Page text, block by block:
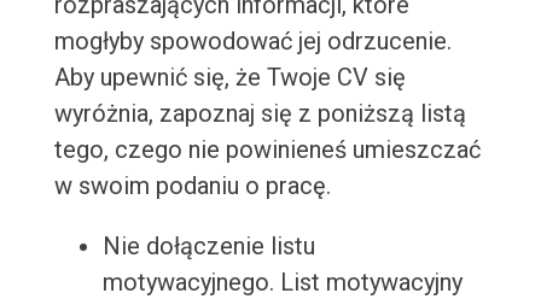
mogłyby spowodować jej odrzucenie.
Aby upewnić się, że Twoje CV się
wyróżnia, zapoznaj się z poniższą listą
tego, czego nie powinieneś umieszczać
w swoim podaniu o pracę.
Nie dołączenie listu
motywacyjnego. List motywacyjny